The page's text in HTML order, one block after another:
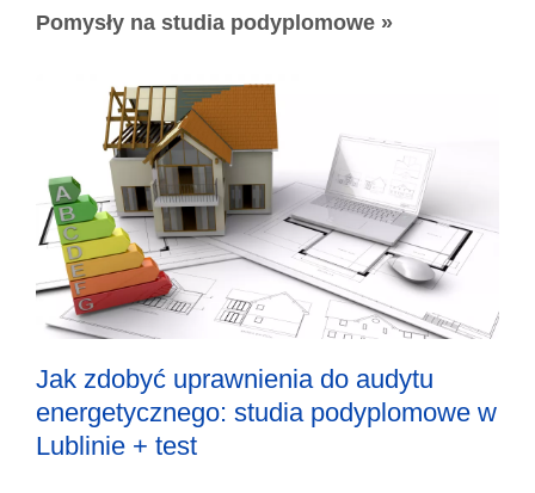
Pomysły na studia podyplomowe »
Jak zdobyć uprawnienia do audytu
energetycznego: studia podyplomowe w
Lublinie + test